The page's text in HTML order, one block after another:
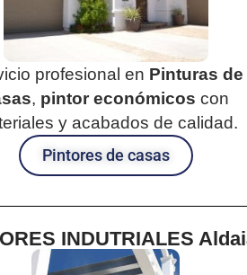
profesional en Pinturas de
, pintor económicos con
y acabados de calidad.
Pintores de casas
INDUTRIALES